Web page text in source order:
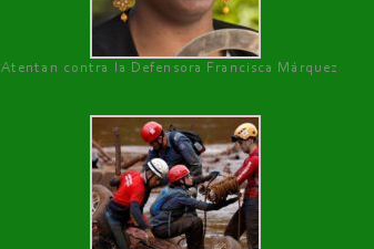
Atentan contra la Defensora Francisca Márquez